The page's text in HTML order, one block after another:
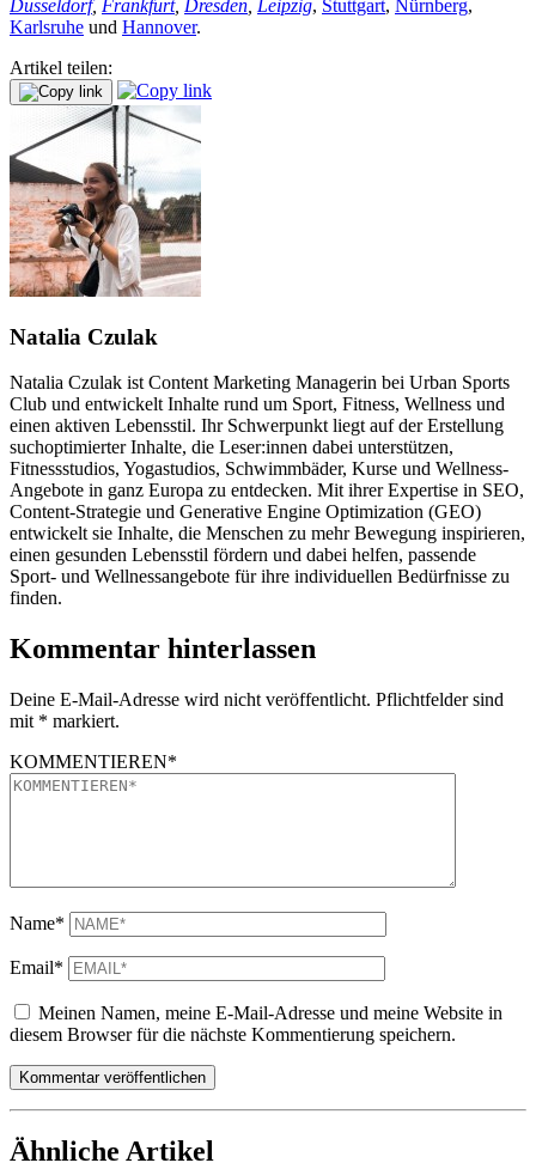
Düsseldorf, Frankfurt, Dresden Leipzig, Stuttgart, Nürnberg,
Karlsruhe und Hannover.
Artikel teilen:
Natalia Czulak
Natalia Czulak ist Content Marketing Managerin bei Urban Sports
Club und entwickelt Inhalte rund um Sport, Fitness, Wellness und
einen aktiven Lebensstil. Ihr Schwerpunkt liegt auf der Erstellung
suchoptimierter Inhalte, die Leser:innen dabei unterstützen,
Fitnessstudios, Yogastudios, Schwimmbäder, Kurse und Wellness-
Angebote in ganz Europa zu entdecken. Mit ihrer Expertise in SEO,
Content-Strategie und Generative Engine Optimization (GEO)
entwickelt sie Inhalte, die Menschen zu mehr Bewegung inspirieren,
einen gesunden Lebensstil fördern und dabei helfen, passende
Sport- und Wellnessangebote für ihre individuellen Bedürfnisse zu
finden.
Kommentar hinterlassen
Deine E-Mail-Adresse wird nicht veröffentlicht. Pflichtfelder sind
mit * markiert.
KOMMENTIEREN*
Name*
Email*
Meinen Namen, meine E-Mail-Adresse und meine Website in
diesem Browser für die nächste Kommentierung speichern.
Kommentar veröffentlichen
Ähnliche Artikel